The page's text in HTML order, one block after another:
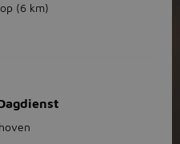
(6 km)